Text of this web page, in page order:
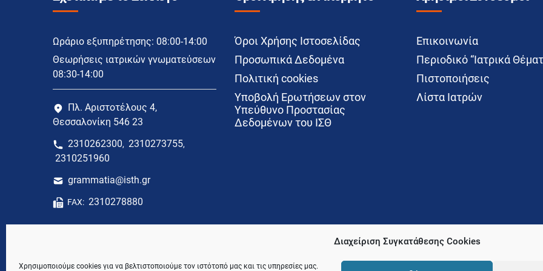
Διαχείριση Συγκατάθεσης Cookies
Χρησιμοποιούμε cookies για να βελτιστοποιούμε τον ιστότοπό μας και τις υπηρεσίες μας.
Ωράριο εξυπηρέτησης: 08:00-14:00
Θεωρήσεις ιατρικών γνωματεύσεων
08:30-14:00
Πλ. Αριστοτέλους 4,
Θεσσαλονίκη 546 23
2310262300, 2310273755,
2310251960
grammatia@isth.gr
FAX: 2310278880
Όροι Χρήσης Ιστοσελίδας
Προσωπικά Δεδομένα
Πολιτική cookies
Υποβολή Ερωτήσεων στον
Υπεύθυνο Προστασίας
Δεδομένων του ΙΣΘ
Επικοινωνία
Περιοδικό “Ιατρικά
Πιστοποιήσεις
Λίστα Ιατρών